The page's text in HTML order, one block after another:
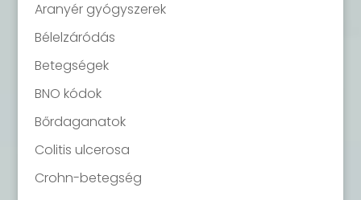
Aranyér gyógyszerek
Bélelzáródás
Betegségek
BNO kódok
Bőrdaganatok
Colitis ulcerosa
Crohn-betegség